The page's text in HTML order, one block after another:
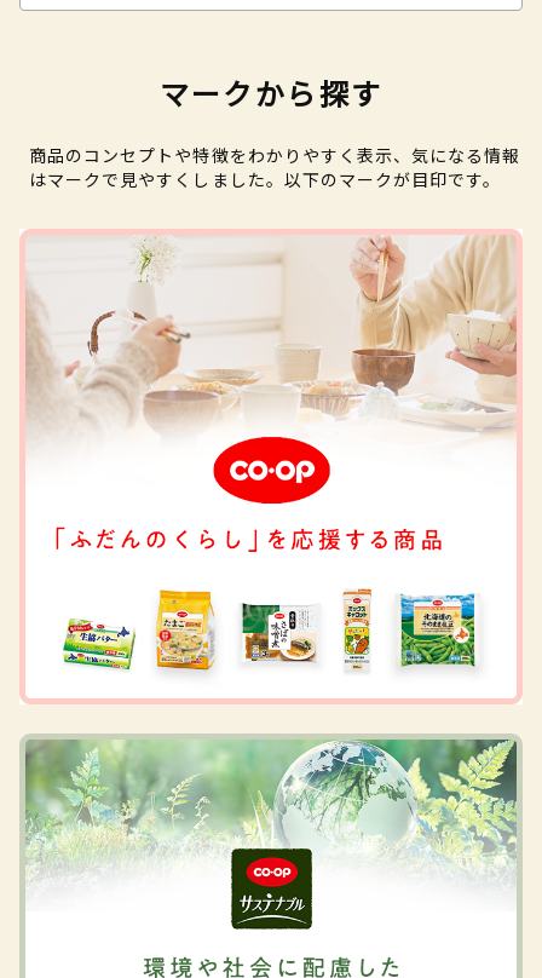
マークから探す
商品のコンセプトや特徴をわかりやすく表示、気になる情報
はマークで見やすくしました。以下のマークが目印です。